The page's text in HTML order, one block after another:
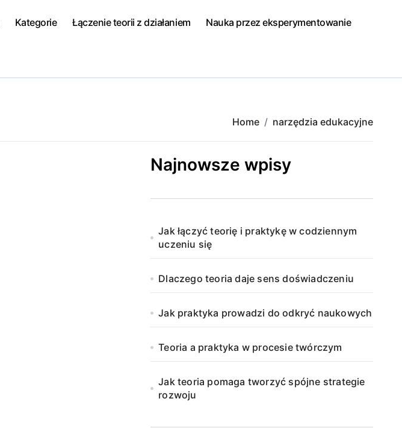
Kategorie Łączenie teorii z działaniem Nauka przez eksperymentowanie
Home narzędzia edukacyjne
Najnowsze wpisy
Jak łączyć teorię i praktykę w codziennym
uczeniu się
Dlaczego teoria daje sens doświadczeniu
Jak praktyka prowadzi do odkryć naukowych
Teoria a praktyka w procesie twórczym
Jak teoria pomaga tworzyć spójne strategie
rozwoju